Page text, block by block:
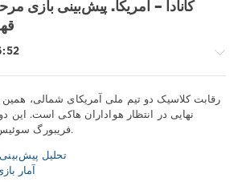
کانادا – آمریکا. پیش‌بینی بازی
رقابت کلاسیک دو تیم ملی آمریکای شمالی، همین
فریبورگ سوئیس به مصاف هم می‌روند.
تحلیل
آمار